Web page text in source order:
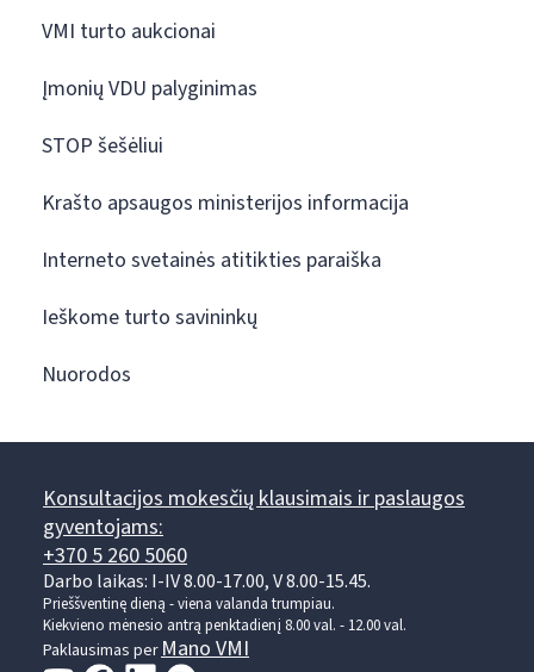
VMI turto aukcionai
Įmonių VDU palyginimas
STOP šešėliui
Krašto apsaugos ministerijos informacija
Interneto svetainės atitikties paraiška
Ieškome turto savininkų
Nuorodos
Konsultacijos mokesčių klausimais ir paslaugos
gyventojams:
+370 5 260 5060
Darbo laikas: I-IV 8.00-17.00, V 8.00-15.45.
Prieššventinę dieną - viena valanda trumpiau.
Kiekvieno mėnesio antrą penktadienį 8.00 val. - 12.00 val.
Paklausimas per Mano VMI